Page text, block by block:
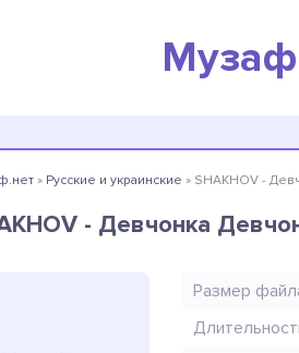
» Русские и украинские » SHAKHOV -
- Девчонка
Размер